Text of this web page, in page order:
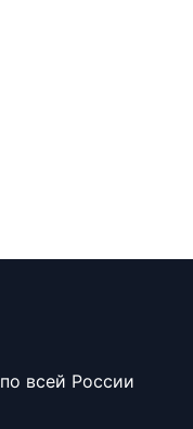
всей России